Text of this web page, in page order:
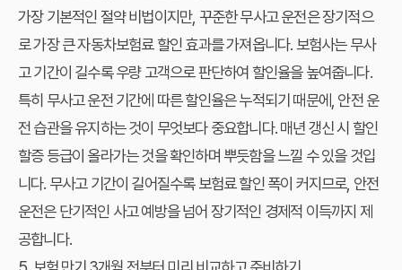
가장 기본적인 절약 비법이지만, 꾸준한 무사고 운전은 장기적으
로 가장 큰자동차보험료할인 효과를 가져옵니다. 보험사는 무사
고 기간이 길수록 우량 고객으로 판단하여 할인율을 높여줍니다.
특히 무사고 운전 기간에 따른 할인율은 누적되기 때문에, 안전 운
전 습관을 유지하는 것이 무엇보다 중요합니다. 매년 갱신 시 할인
할증 등급이 올라가는 것을 확인하며 뿌듯함을 느낄 수 있을 것입
니다. 무사고 기간이 길어질수록 보험료 할인 폭이 커지므로, 안전
운전은 단기적인 사고 예방을 넘어 장기적인 경제적 이득까지 제
공합니다.